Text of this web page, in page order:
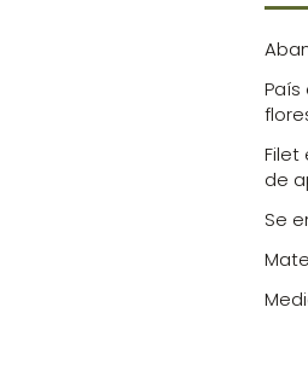
Filet
de
Se